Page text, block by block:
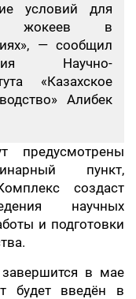
условий для
жокеев в
— сообщил
Научно-
«Казахское
Алибек
предусмотрены
пункт,
создаст
научных
и подготовки
завершится в мае
будет введён в